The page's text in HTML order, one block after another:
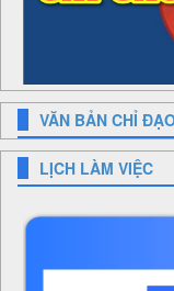
VĂN BẢN CHỈ
LỊCH LÀM VIỆC